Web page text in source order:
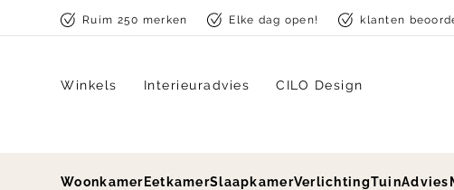
Skip to contentRuim 250 merken Elke dag open! klanten
Winkels Interieuradvies CILO Design
Woonkamer EetkamerSlaapkamerVerlichtingTuinAdvies